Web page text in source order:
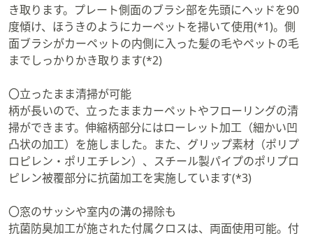
〇全面で均等に拭き取るラウンド形状
フローリングもカーペットの清掃にも活躍するタフモッピ
ーブラッシュ。ブレードを山形に配列することで、ゴミを
内側へ取り込みます。ブレードは中心にいくほど短くし、
る形状。前後中央3本のエッジが、こびりつき汚れを落と
します
〇ほうきのようにカーペットを掃いて
カーペット清掃時はクロスを使わず、そのままブラシでか
き取ります。プレート側面のブラシ部を先頭にヘッドを90
面ブラシがカーペットの内側に入った髪の毛やペットの毛
までしっかりかき取ります(*2)